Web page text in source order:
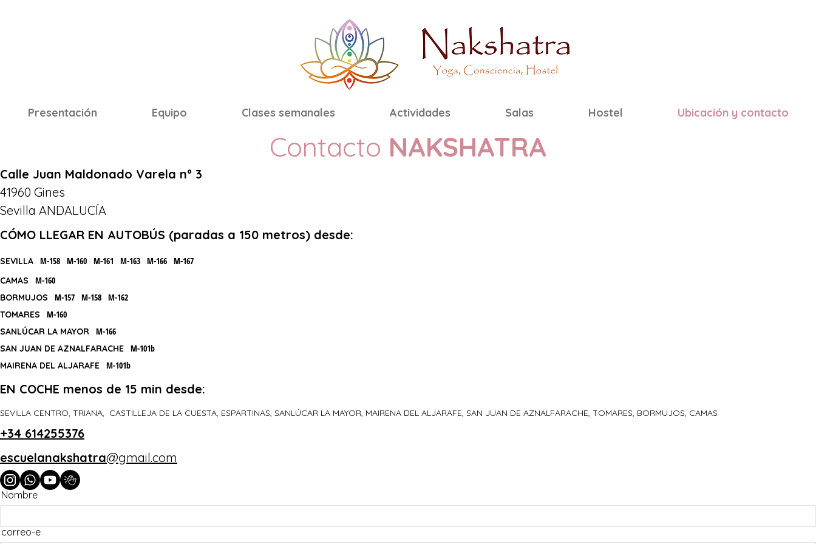
Presentación Equipo Clases semanales Actividades Salas Hostel Ubicación y contacto
Contacto NAKSHATRA
Calle Juan Maldonado Varela nº 3
41960 Gines
Sevilla ANDALUCÍA
CÓMO LLEGAR EN AUTOBÚS (paradas a 150 metros) desde:
SEVILLA M-158 M-160 M-161 M-163 M-166 M-167
CAMAS M-160
BORMUJOS M-157 M-158 M-162
TOMARES M-160
SANLÚCAR LA MAYOR M-166
SAN JUAN DE AZNALFARACHE M-101b
MAIRENA DEL ALJARAFE M-101b
EN COCHE menos de 15 min desde:
SEVILLA CENTRO, TRIANA, CASTILLEJA DE LA CUESTA, ESPARTINAS, SANLÚCAR LA MAYOR, MAIRENA DEL ALJARAFE, SAN JUAN DE AZNALFARACHE, TOMARES, BORMUJOS, CAMAS
+34 614255376
escuelanakshatra@gmail.com
Nombre
correo-e